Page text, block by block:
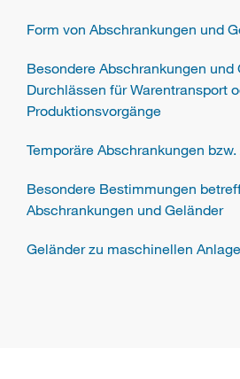
Form von Abschrankungen und
Besondere Abschrankungen und
Durchlässen für Warentransport
Produktionsvorgänge
Temporäre Abschrankungen
Besondere Bestimmungen
Abschrankungen und Geländer
Geländer zu maschinellen